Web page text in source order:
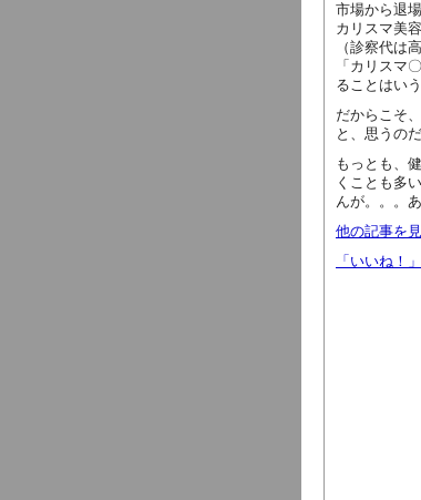
市場から退
カリスマ美
（診察代は
「カリスマ
ることはい
だからこそ
と、思うの
もっとも、
くことも多
んが。。。
他の記事を
「いいね